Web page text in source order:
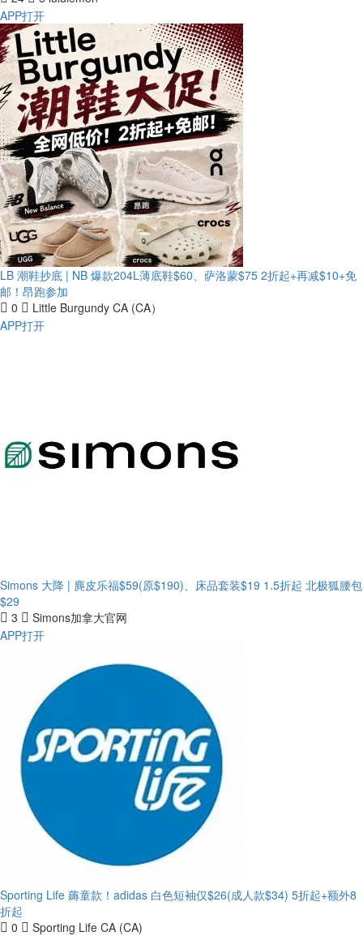
APP打开
LB 潮鞋抄底 | NB 爆款204L薄底鞋$60、萨洛蒙$75 2折起+再减$10+免
邮！昂跑参加
0
Little Burgundy CA (CA）
APP打开
Simons 大降 | 麂皮乐福$59(原$190)、床品套装$19 1.5折起 北极狐腰包
$29
3
Simons加拿大官网
APP打开
Sporting Life 薅童款！adidas 白色短袖仅$26(成人款$34) 5折起+额外8
折起
0
Sporting Life CA (CA)